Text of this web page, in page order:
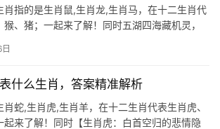
肖指的是生肖鼠,生肖龙,生肖马，在十二生肖代
、猪；一起来了解！同时五湖四海藏机灵，
梭于广阔天地间觅得生机，鼠为十二生肖之
什么生肖，答案精准解析
蛇,生肖虎,生肖羊，在十二生肖代表生肖虎、
起来了解！同时【生肖虎：白首空归的悲情隐